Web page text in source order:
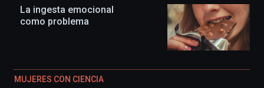
La ingesta emocional
como problema
MUJERES CON CIENCIA